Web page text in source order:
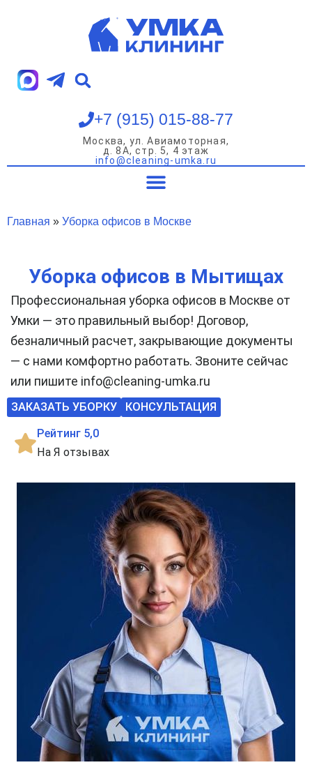
+7 (915) 015-88-77
Москва, ул. Авиамоторная,
д. 8А, стр. 5, 4 этаж
info@cleaning-umka.ru
Главная » Уборка офисов в Москве
Уборка офисов в Мытищах
Профессиональная уборка офисов в Москве от
Умки — это правильный выбор! Договор,
безналичный расчет, закрывающие документы
— с нами комфортно работать. Звоните сейчас
или пишите info@cleaning-umka.ru
ЗАКАЗАТЬ УБОРКУ
КОНСУЛЬТАЦИЯ
Рейтинг 5,0
На Я отзывах